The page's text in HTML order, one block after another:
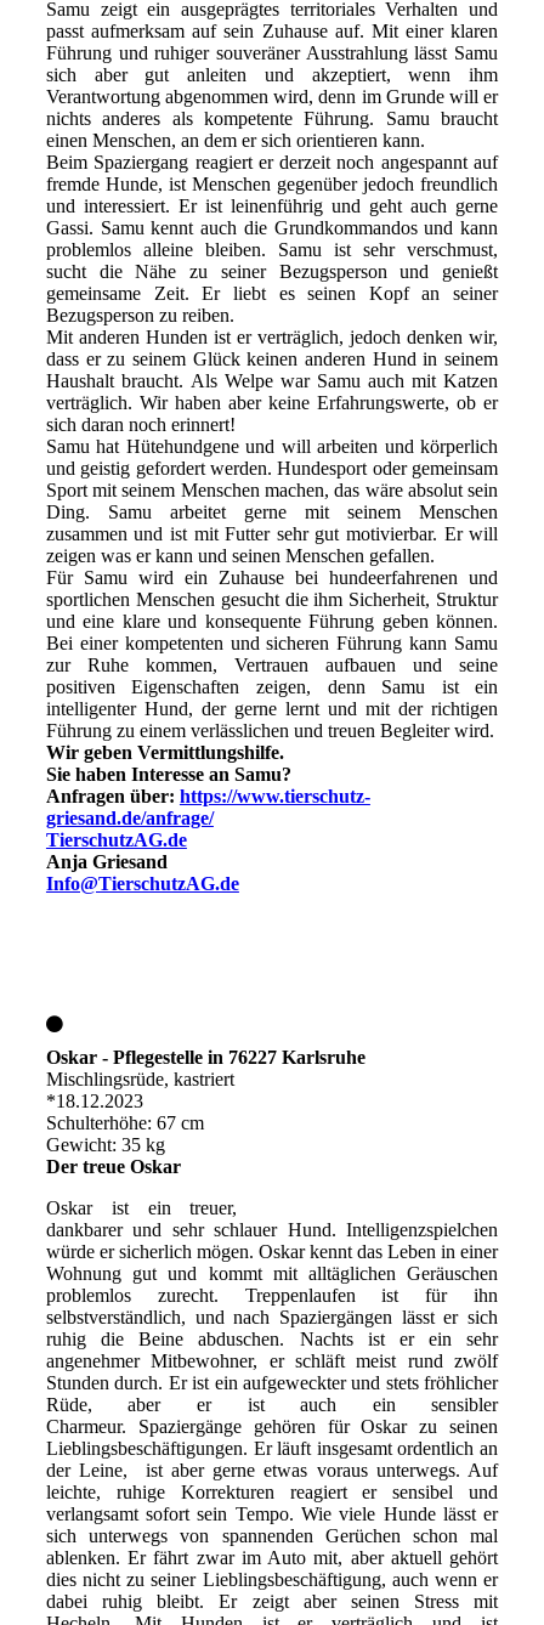
Samu zeigt ein ausgeprägtes territoriales Verhalten und
passt aufmerksam auf sein Zuhause auf. Mit einer klaren
Führung und ruhiger souveräner Ausstrahlung lässt Samu
sich aber gut anleiten und akzeptiert, wenn ihm
Verantwortung abgenommen wird, denn im Grunde will er
nichts anderes als kompetente Führung. Samu braucht
einen Menschen, an dem er sich orientieren kann.
Beim Spaziergang reagiert er derzeit noch angespannt auf
fremde Hunde, ist Menschen gegenüber jedoch freundlich
und interessiert. Er ist leinenführig und geht auch gerne
Gassi. Samu kennt auch die Grundkommandos und kann
problemlos alleine bleiben. Samu ist sehr verschmust,
sucht die Nähe zu seiner Bezugsperson und genießt
gemeinsame Zeit. Er liebt es seinen Kopf an seiner
Bezugsperson zu reiben.
Mit anderen Hunden ist er verträglich, jedoch denken wir,
dass er zu seinem Glück keinen anderen Hund in seinem
Haushalt braucht. Als Welpe war Samu auch mit Katzen
verträglich. Wir haben aber keine Erfahrungswerte, ob er
sich daran noch erinnert!
Samu hat Hütehundgene und will arbeiten und körperlich
und geistig gefordert werden. Hundesport oder gemeinsam
Sport mit seinem Menschen machen, das wäre absolut sein
Ding. Samu arbeitet gerne mit seinem Menschen
zusammen und ist mit Futter sehr gut motivierbar. Er will
zeigen was er kann und seinen Menschen gefallen.
Für Samu wird ein Zuhause bei hundeerfahrenen und
sportlichen Menschen gesucht die ihm Sicherheit, Struktur
und eine klare und konsequente Führung geben können.
Bei einer kompetenten und sicheren Führung kann Samu
zur Ruhe kommen, Vertrauen aufbauen und seine
positiven Eigenschaften zeigen, denn Samu ist ein
intelligenter Hund, der gerne lernt und mit der richtigen
Führung zu einem verlässlichen und treuen Begleiter wird.
Wir geben Vermittlungshilfe.
Sie haben Interesse an Samu?
Anfragen über: https://www.tierschutz-
griesand.de/anfrage/
TierschutzAG.de
Anja Griesand
Info@TierschutzAG.de
Oskar - Pflegestelle in 76227 Karlsruhe
Mischlingsrüde, kastriert
*18.12.2023
Schulterhöhe: 67 cm
Gewicht: 35 kg
Der treue Oskar
Oskar ist ein treuer,
dankbarer und sehr schlauer Hund. Intelligenzspielchen
würde er sicherlich mögen. Oskar kennt das Leben in einer
Wohnung gut und kommt mit alltäglichen Geräuschen
problemlos zurecht. Treppenlaufen ist für ihn
selbstverständlich, und nach Spaziergängen lässt er sich
ruhig die Beine abduschen. Nachts ist er ein sehr
angenehmer Mitbewohner, er schläft meist rund zwölf
Stunden durch. Er ist ein aufgeweckter und stets fröhlicher
Rüde, aber er ist auch ein sensibler
Charmeur. Spaziergänge gehören für Oskar zu seinen
Lieblingsbeschäftigungen. Er läuft insgesamt ordentlich an
der Leine, ist aber gerne etwas voraus unterwegs. Auf
leichte, ruhige Korrekturen reagiert er sensibel und
verlangsamt sofort sein Tempo. Wie viele Hunde lässt er
sich unterwegs von spannenden Gerüchen schon mal
ablenken. Er fährt zwar im Auto mit, aber aktuell gehört
dies nicht zu seiner Lieblingsbeschäftigung, auch wenn er
dabei ruhig bleibt. Er zeigt aber seinen Stress mit